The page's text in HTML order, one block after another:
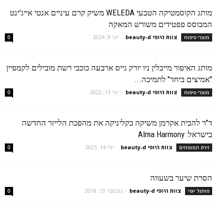
מותג הקוסמטיקה הטבעי WELEDA משיק קרם עיניים אנטי אייג'ינט
המבוסס פפטידים משורש המאקה
מוצרי טיפוח צוות היופי beauty-d - יוני 9, 2024 0
מותג האיפור מייבלין ניו יורק גייס ארבעה כוכבי רשת מובילים לקמפיין
"אמיצים ביחד" לתמיכה...
מוצרי טיפוח צוות היופי beauty-d - יוני 13, 2022 0
ד"ר להבית אקרמן משיקה בקליניקה את מהפכת הלייזר החדשה
בישראל: Alma Harmony
זירת המומחים צוות היופי beauty-d - יולי 14, 2025 0
הסרת שיער בשעווה
פורטל יופי צוות היופי beauty-d - נובמבר 13, 2018 0